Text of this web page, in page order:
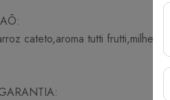
cateto,aroma tutti